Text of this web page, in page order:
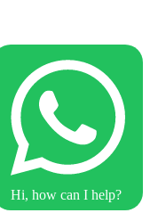
Hi, how can I help?